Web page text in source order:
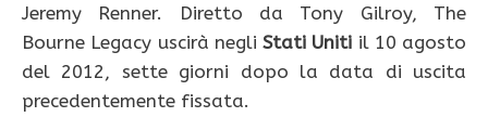
Jeremy Renner. Diretto da Tony Gilroy, The
Bourne Legacy uscirà negli Stati Uniti il 10 agosto
del 2012, sette giorni dopo la data di uscita
precedentemente fissata.